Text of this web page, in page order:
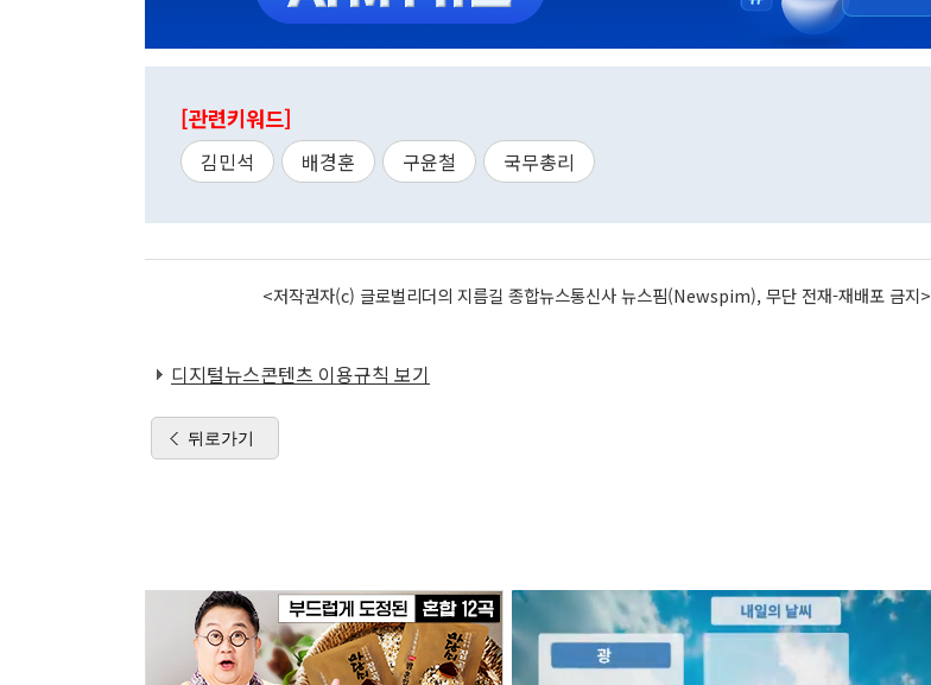
[관련키워드]
김민석 배경훈 구윤철 국무총리
<저작권자(c) 글로벌리더의 지름길 종합뉴스통신사 뉴스핌(Newspim), 무단 전재-재배포 금지>
디지털뉴스콘텐츠 이용규칙 보기
뒤로가기